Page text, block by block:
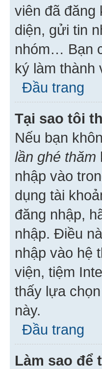
viên đã đăng
diện, gửi tin
nhóm… Bạn
ký làm thành
Đầu trang
Tại sao tôi
Nếu bạn
lần ghé thăm
nhập vào
dụng tài
đăng nhập,
nhập. Điều
nhập vào hệ
viện, tiệm
thấy lựa
này.
Đầu trang
Làm sao để